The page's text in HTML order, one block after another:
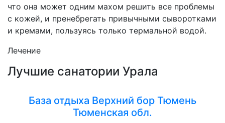
что она может одним махом решить все проблемы
с кожей, и пренебрегать привычными сыворотками
и кремами, пользуясь только термальной водой.
Лечение
Лучшие санатории Урала
База отдыха Верхний бор Тюмень
Тюменская обл.